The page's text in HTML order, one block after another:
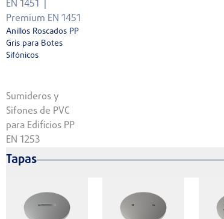
EN 1451
Premium EN 1451
Anillos Roscados PP
Gris para Botes
Sifónicos
Sumideros y
Sifones de PVC
para Edificios PP
EN 1253
Tapas